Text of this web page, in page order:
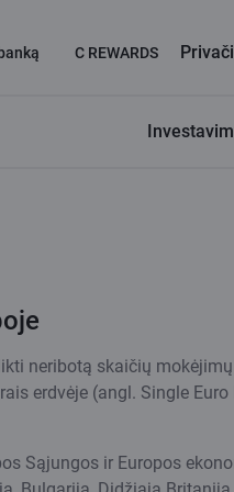
C REWARDS
neribotą skaičių
erdvėje (angl. Single Euro
Sąjungos ir Europos